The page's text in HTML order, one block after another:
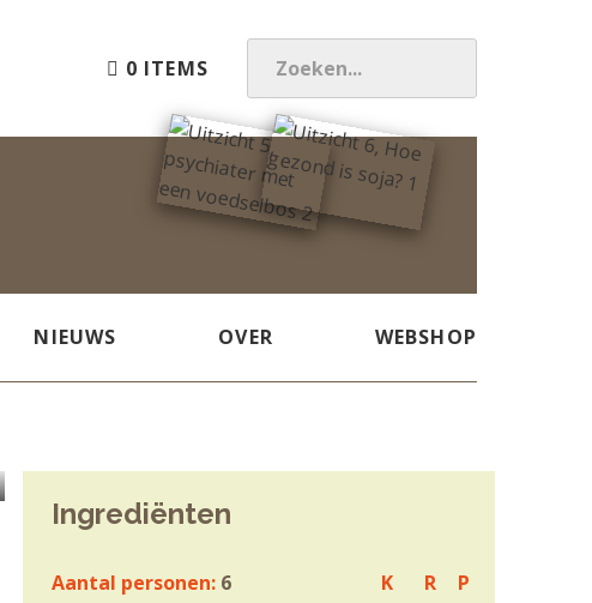
0 ITEMS
E
.
NIEUWS OVER WEBSHOP
Ingrediënten
Aantal personen: 6 K R
P